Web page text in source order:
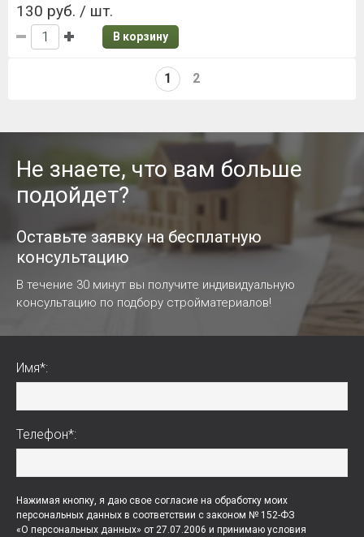
130 руб. / шт.
В корзину
1 2
Не знаете, что вам больше
подойдет?
Оставьте заявку на бесплатную
консультацию
В течение 30 минут вы получите индивидуальную
консультацию по подбору стройматериалов!
Имя*:
Телефон*:
Нажимая кнопку, я даю свое согласие на обработку моих
персональных данных в соответствии с законом № 152-ФЗ
«О персональных данных» от 27.07.2006 и принимаю условия